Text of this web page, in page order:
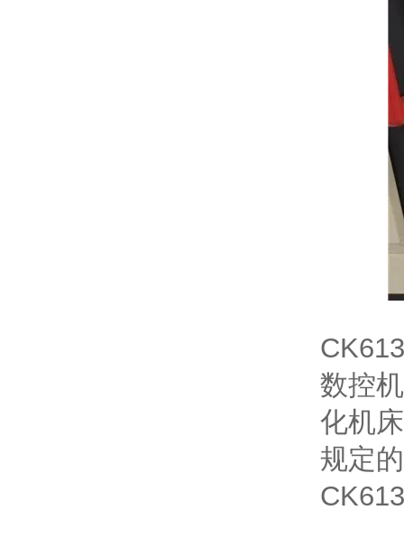
数控
化机
规定